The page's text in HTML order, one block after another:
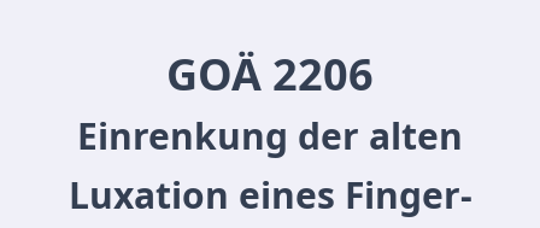
GOÄ 2206
Einrenkung der alten
Luxation eines Finger-